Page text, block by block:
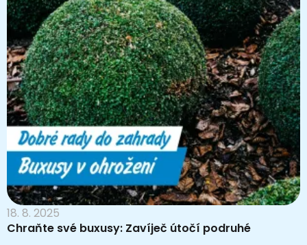
18. 8. 2025
Chraňte své buxusy: Zavíječ útočí podruhé